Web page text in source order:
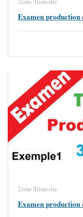
Examen production
2ème Trimestre
Examen production